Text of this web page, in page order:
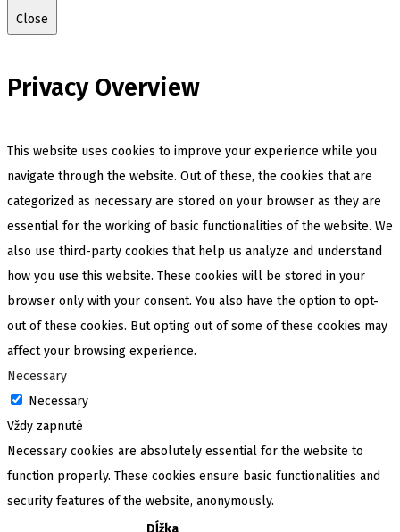
Close
Privacy Overview
This website uses cookies to improve your experience while you
navigate through the website. Out of these, the cookies that are
categorized as necessary are stored on your browser as they are
essential for the working of basic functionalities of the website. We
also use third-party cookies that help us analyze and understand
how you use this website. These cookies will be stored in your
browser only with your consent. You also have the option to opt-
out of these cookies. But opting out of some of these cookies may
affect your browsing experience.
Necessary
Necessary
Vždy zapnuté
Necessary cookies are absolutely essential for the website to
function properly. These cookies ensure basic functionalities and
security features of the website, anonymously.
Dĺžka